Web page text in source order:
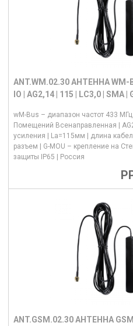
ANT.WM.02.30 АНТЕННА WM-
IO | AG2,14 | 115 | LC3,0 | SMA |
wM-Bus – диапазон частот 433
Помещений Всенаправленная |
усиления | La=115мм | длина
разъем | G-MOU – крепление на
защиты IP65 | Россия
ANT.GSM.02.30 АНТЕННА